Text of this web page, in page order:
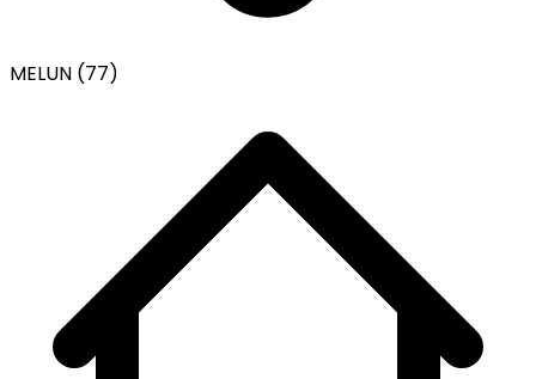
MELUN (77)